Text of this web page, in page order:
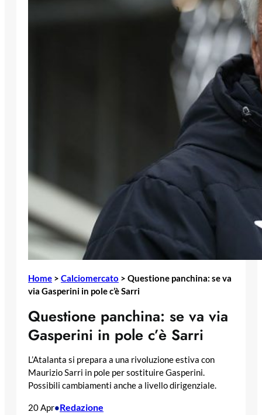
Home > Calciomercato > Questione panchina: se va
via Gasperini in pole c’è Sarri
Questione panchina: se va via
Gasperini in pole c’è Sarri
L’Atalanta si prepara a una rivoluzione estiva con
Maurizio Sarri in pole per sostituire Gasperini.
Possibili cambiamenti anche a livello dirigenziale.
20 Apr•Redazione